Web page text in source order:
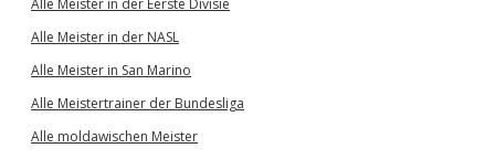
Alle Meister in der Eerste Divisie
Alle Meister in der NASL
Alle Meister in San Marino
Alle Meistertrainer der Bundesliga
Alle moldawischen Meister